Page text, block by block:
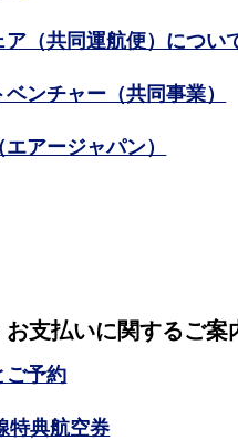
ア（共同運航便）につい
ンチャー（共同事業）
アージャパン）
支払いに関するご案
ご予約
特典航空券